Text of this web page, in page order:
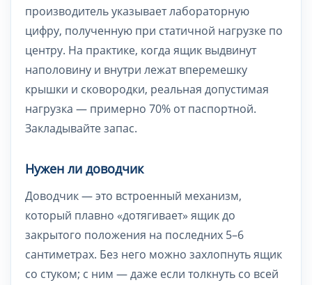
производитель указывает лабораторную
цифру, полученную при статичной нагрузке по
центру. На практике, когда ящик выдвинут
наполовину и внутри лежат вперемешку
крышки и сковородки, реальная допустимая
нагрузка — примерно 70% от паспортной.
Закладывайте запас.
Нужен ли доводчик
Доводчик — это встроенный механизм,
который плавно «дотягивает» ящик до
закрытого положения на последних 5–6
сантиметрах. Без него можно захлопнуть ящик
со стуком; с ним — даже если толкнуть со всей